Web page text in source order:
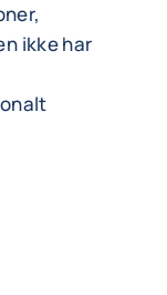
ikke har